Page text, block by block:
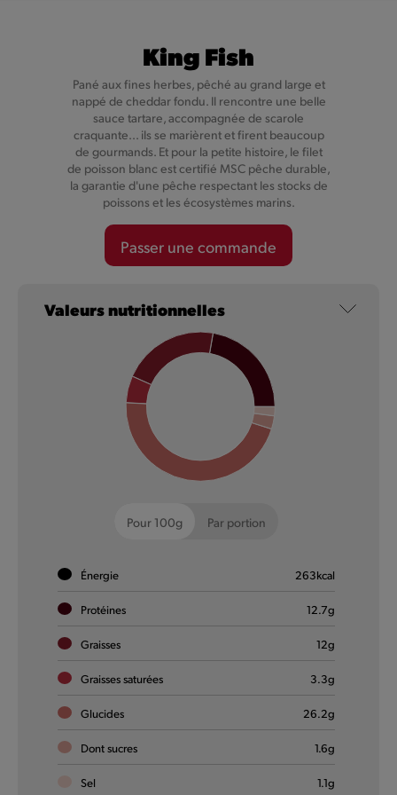
NOUVEAU
Big Giant Veggie
Big news : un nouveau légume s’est planté dans notre
De Klassiekers
King Fish
Pané aux fines herbes, pêché au grand large et
nappé de cheddar fondu. Il rencontre une belle
sauce tartare, accompagnée de scarole
craquante... ils se marièrent et firent beaucoup
de gourmands. Et pour la petite histoire, le filet
de poisson blanc est certifié MSC pêche durable,
la garantie d'une pêche respectant les stocks de
poissons et les écosystèmes marins.
Passer une commande
Valeurs nutritionnelles
Pour 100g Par portion
Énergie 263kcal
Protéines 12.7g
Graisses 12g
Graisses saturées 3.3g
Glucides 26.2g
Dont sucres 1.6g
Sel 1.1g